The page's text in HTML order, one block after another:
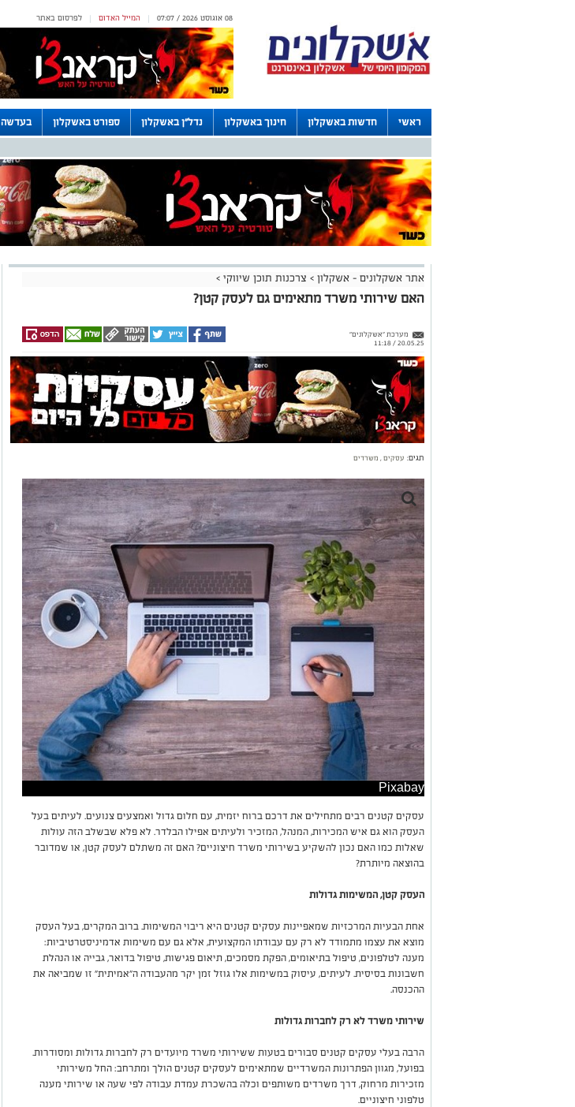
לפרסום באתר | המייל האדום | 08 אוגוסט 2026 / 07:07
ראשי חדשות באשקלון חינוך באשקלון נדל"ן באשקלון ספורט באשקלון בעדשה
אתר אשקלונים - אשקלון > צרכנות תוכן שיווקי >
האם שירותי משרד מתאימים גם לעסק קטן?
מערכת "אשקלונים"
20.05.25 / 11:18
תגים: עסקים, משרדים
Pixabay
עסקים קטנים רבים מתחילים את דרכם ברוח יזמית, עם חלום גדול ואמצעים צנועים. לעיתים בעל
העסק הוא גם איש המכירות, המנהל, המזכיר ולעיתים אפילו הבלדר. לא פלא שבשלב הזה עולות
שאלות כמו האם נכון להשקיע בשירותי משרד חיצוניים? האם זה משתלם לעסק קטן, או שמדובר
בהוצאה מיותרת?
העסק קטן, המשימות גדולות
אחת הבעיות המרכזיות שמאפיינות עסקים קטנים היא ריבוי המשימות. ברוב המקרים, בעל העסק
מוצא את עצמו מתמודד לא רק עם עבודתו המקצועית, אלא גם עם משימות אדמיניסטרטיביות:
מענה לטלפונים, טיפול בתיאומים, הפקת מסמכים, תיאום פגישות, טיפול בדואר, גבייה או הנהלת
חשבונות בסיסית. לעיתים, עיסוק במשימות אלו גוזל זמן יקר מהעבודה ה"אמיתית" זו שמביאה את
ההכנסה.
שירותי משרד לא רק לחברות גדולות
הרבה בעלי עסקים קטנים סבורים בטעות ששירותי משרד מיועדים רק לחברות גדולות ומסודרות.
בפועל, מגוון הפתרונות המשרדיים שמתאימים לעסקים קטנים הולך ומתרחב: החל משירותי
מזכירות מרחוק, דרך משרדים משותפים וכלה בהשכרת עמדת עבודה לפי שעה או שירותי מענה
טלפוני חיצוניים.